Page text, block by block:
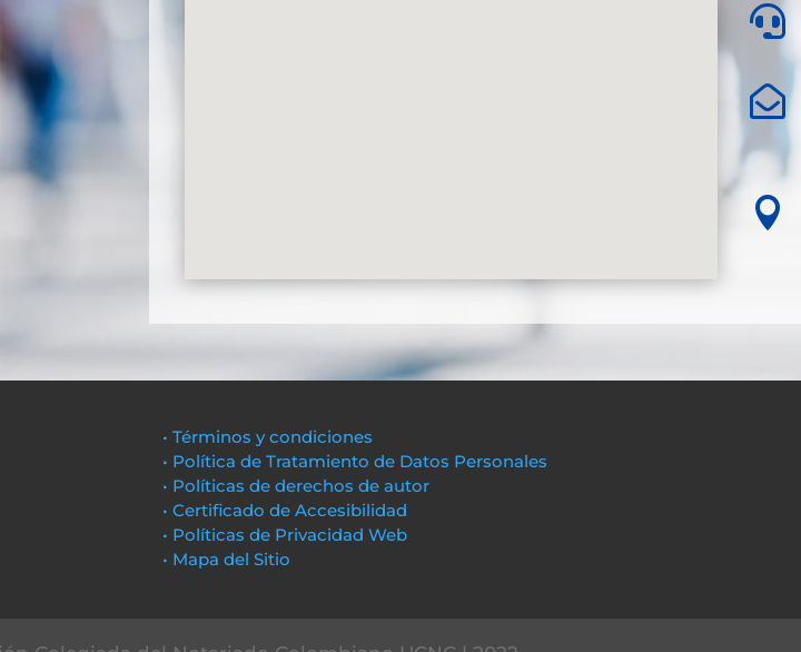



• Términos y condiciones
• Política de Tratamiento de Datos Personales
• Políticas de derechos de autor
• Certificado de Accesibilidad
• Políticas de Privacidad Web
• Mapa del Sitio